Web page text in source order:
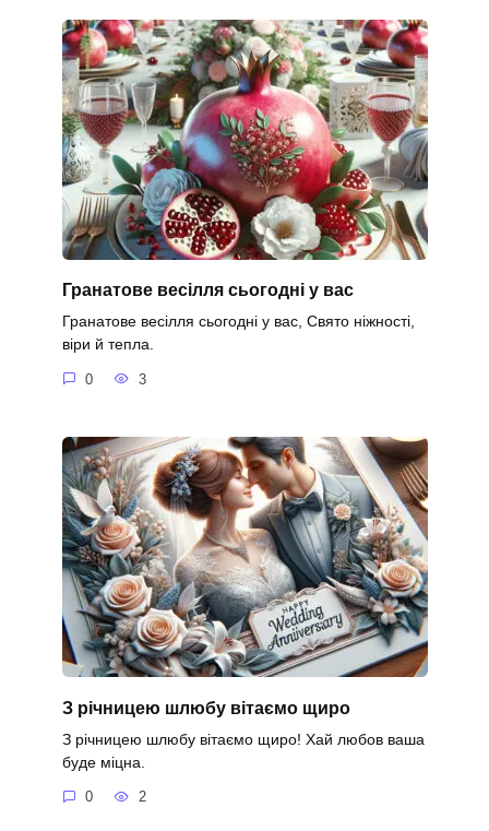
Гранатове весілля сьогодні у вас
Гранатове весілля сьогодні у вас, Свято ніжності,
віри й тепла.
0 3
З річницею шлюбу вітаємо щиро
З річницею шлюбу вітаємо щиро! Хай любов ваша
буде міцна.
0 2